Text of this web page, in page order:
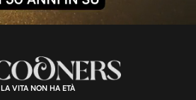
l
a
:
1
0
0
.
0
LA VITA NON HA ETÀ